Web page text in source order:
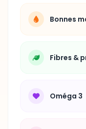
Bonnes
Fibres &
Oméga 3